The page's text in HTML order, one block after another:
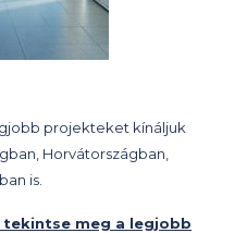
projekteket kínáljuk
Horvátországban,
is.
tekintse meg a legjobb